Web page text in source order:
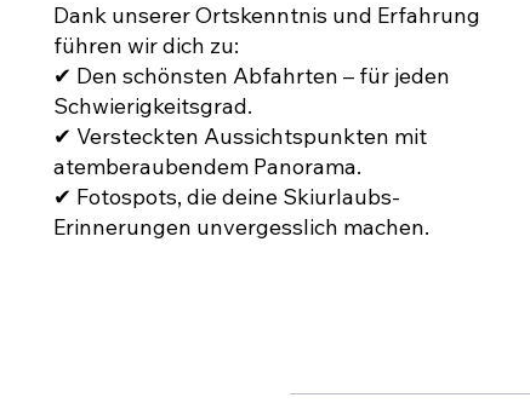
Dank unserer Ortskenntnis und Erfahrung
führen wir dich zu:
✔ Den schönsten Abfahrten – für jeden
Schwierigkeitsgrad.
✔ Versteckten Aussichtspunkten mit
atemberaubendem Panorama.
✔ Fotospots, die deine Skiurlaubs-
Erinnerungen unvergesslich machen.